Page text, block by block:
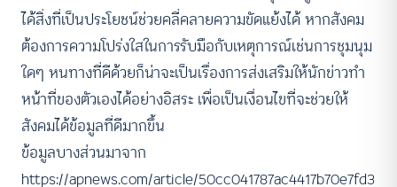
ได้สิ่งที่เป็นประโยชน์ช่วยคลี่คลายความขัดแย้งได้ หากสังคม
ต้องการความโปร่งใสในการรับมือกับเหตุการณ์เช่นการชุมนุม
ใดๆ หนทางที่ดีด้วยก็น่าจะเป็นเรื่องการส่งเสริมให้นักข่าวทำ
หน้าที่ของตัวเองได้อย่างอิสระ เพื่อเป็นเงื่อนไขที่จะช่วยให้
สังคมได้ข้อมูลที่ดีมากขึ้น
ข้อมูลบางส่วนมาจาก
https://apnews.com/article/50cc041787ac4417b70e7fd3